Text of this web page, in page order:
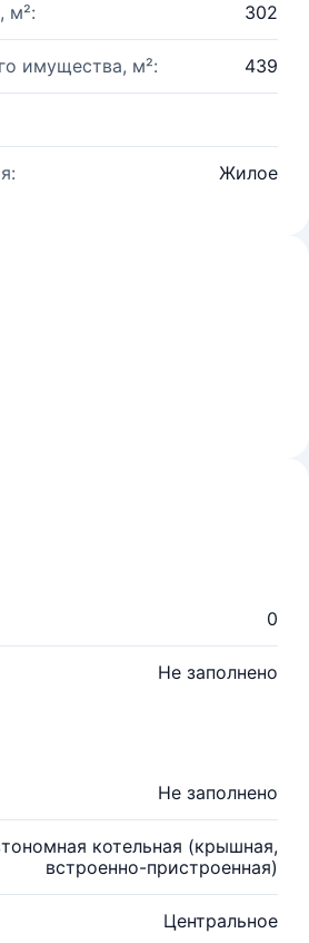
м²: 302
имущества, м²: 439
Жилое
0
Не заполнено
Не заполнено
котельная (крышная,
встроенно-пристроенная)
Центральное